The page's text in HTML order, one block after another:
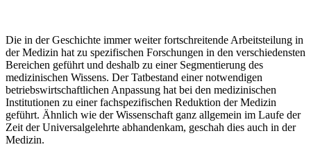
Die in der Geschichte immer weiter fortschreitende Arbeitsteilung in
der Medizin hat zu spezifischen Forschungen in den verschiedensten
Bereichen geführt und deshalb zu einer Segmentierung des
medizinischen Wissens. Der Tatbestand einer notwendigen
betriebswirtschaftlichen Anpassung hat bei den medizinischen
Institutionen zu einer fachspezifischen Reduktion der Medizin
geführt. Ähnlich wie der Wissenschaft ganz allgemein im Laufe der
Zeit der Universalgelehrte abhandenkam, geschah dies auch in der
Medizin.